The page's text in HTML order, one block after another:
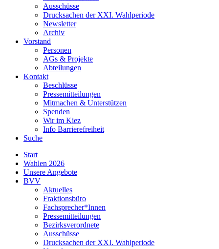
Ausschüsse
Drucksachen der XXI. Wahlperiode
Newsletter
Archiv
Vorstand
Personen
AGs & Projekte
Abteilungen
Kontakt
Beschlüsse
Pressemitteilungen
Mitmachen & Unterstützen
Spenden
Wir im Kiez
Info Barrierefreiheit
Suche
Start
Wahlen 2026
Unsere Angebote
BVV
Aktuelles
Fraktionsbüro
Fachsprecher*Innen
Pressemitteilungen
Bezirksverordnete
Ausschüsse
Drucksachen der XXI. Wahlperiode